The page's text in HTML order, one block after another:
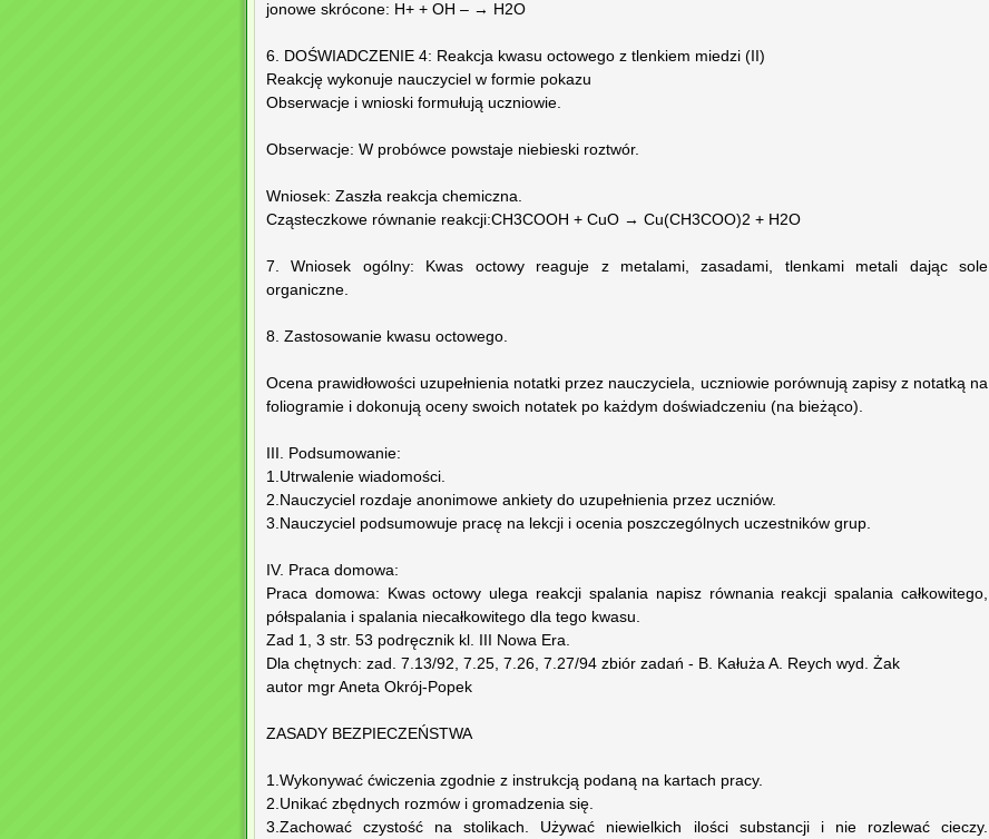
jonowe skrócone: H+ + OH – → H2O
6. DOŚWIADCZENIE 4: Reakcja kwasu octowego z tlenkiem miedzi (II)
Reakcję wykonuje nauczyciel w formie pokazu
Obserwacje i wnioski formułują uczniowie.
Obserwacje: W probówce powstaje niebieski roztwór.
Wniosek: Zaszła reakcja chemiczna.
Cząsteczkowe równanie reakcji:CH3COOH + CuO → Cu(CH3COO)2 + H2O
7. Wniosek ogólny: Kwas octowy reaguje z metalami, zasadami, tlenkami metali dając sole
organiczne.
8. Zastosowanie kwasu octowego.
Ocena prawidłowości uzupełnienia notatki przez nauczyciela, uczniowie porównują zapisy z notatką na
foliogramie i dokonują oceny swoich notatek po każdym doświadczeniu (na bieżąco).
III. Podsumowanie:
1.Utrwalenie wiadomości.
2.Nauczyciel rozdaje anonimowe ankiety do uzupełnienia przez uczniów.
3.Nauczyciel podsumowuje pracę na lekcji i ocenia poszczególnych uczestników grup.
IV. Praca domowa:
Praca domowa: Kwas octowy ulega reakcji spalania napisz równania reakcji spalania całkowitego,
półspalania i spalania niecałkowitego dla tego kwasu.
Zad 1, 3 str. 53 podręcznik kl. III Nowa Era.
Dla chętnych: zad. 7.13/92, 7.25, 7.26, 7.27/94 zbiór zadań - B. Kałuża A. Reych wyd. Żak
autor mgr Aneta Okrój-Popek
ZASADY BEZPIECZEŃSTWA
1.Wykonywać ćwiczenia zgodnie z instrukcją podaną na kartach pracy.
2.Unikać zbędnych rozmów i gromadzenia się.
3.Zachować czystość na stolikach. Używać niewielkich ilości substancji i nie rozlewać cieczy.